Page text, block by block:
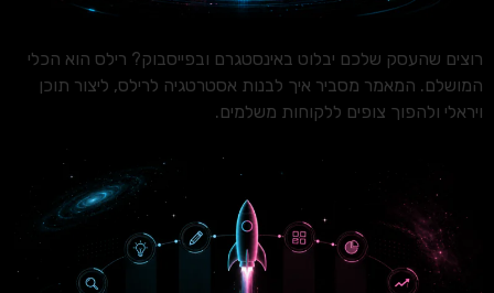
רוצים שהעסק שלכם יבלוט באינסטגרם ובפייסבוק? רילס הוא הכלי
המושלם. המאמר מסביר איך לבנות אסטרטגיה לרילס, ליצור תוכן
ויראלי ולהפוך צופים ללקוחות משלמים.